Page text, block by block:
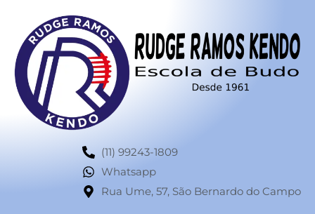
(11) 99243-1809
Whatsapp
Rua Ume, 57, São Bernardo do Campo